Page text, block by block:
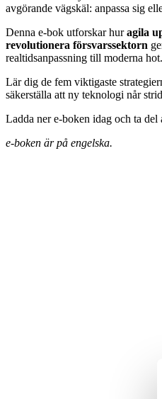
avgörande vägskäl: anpassa sig
Denna e-bok utforskar huragila
revolutionera försvarssektorn
realtidsanpassning till moderna hot.
Lär dig de fem viktigaste
säkerställa att ny teknologi når
Ladda ner e-boken idag och ta
e-boken är på engelska.